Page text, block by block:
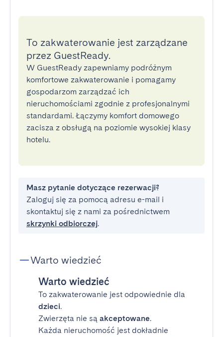
To zakwaterowanie jest zarządzane
przez GuestReady.
W GuestReady zapewniamy podróżnym
komfortowe zakwaterowanie i pomagamy
gospodarzom zarządzać ich
nieruchomościami zgodnie z profesjonalnymi
standardami. Łączymy komfort domowego
zacisza z obsługą na poziomie wysokiej klasy
hotelu.
Masz pytanie dotyczące rezerwacji?
Zaloguj się za pomocą adresu e-mail i
skontaktuj się z nami za pośrednictwem
skrzynki odbiorczej.
Warto wiedzieć
Warto wiedzieć
To zakwaterowanie jest odpowiednie dla
dzieci.
Zwierzęta nie są akceptowane.
Każda nieruchomość jest dokładnie